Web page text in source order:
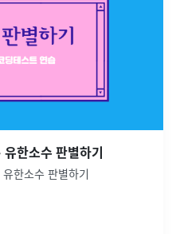
한소수 판별하기
한소수 판별하기